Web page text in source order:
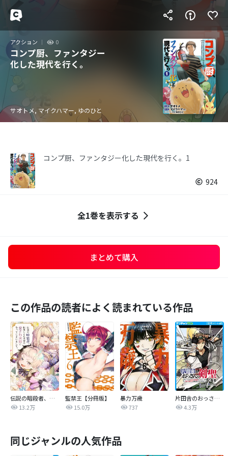
アクション 0
コンプ厨、ファンタジー
化した現代を行く。
サオトメ, マイクハマー, ゆのひと
コンプ厨、ファンタジー化した現代を行く。1
924
全1巻を表示する
まとめて購入
この作品の読者によく読まれている作品
伝説の暗殺者、転生したら王家の愛され末娘になってしまいまして。【タテヨミ】
13.2万
監禁王【分冊版】
15.0万
暴力万歳
737
片田舎のおっさん、剣聖になる～ただの田舎の剣術師範だったのに、大成した弟子たちが俺を放ってくれない件～(話売り)
4.3万
同じジャンルの人気作品